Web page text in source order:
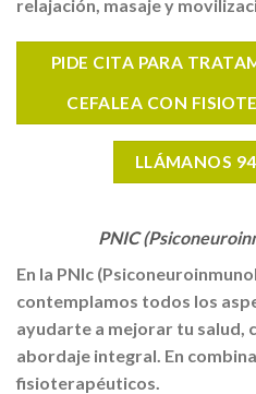
relajación, masaje y
PIDE CITA PARA
CEFALEA CON
LLÁMANOS
PNIC
En la PNIc
contemplamos todos los
ayudarte a mejorar tu salud ,
abordaje integral . En
fisioterapéuticos.